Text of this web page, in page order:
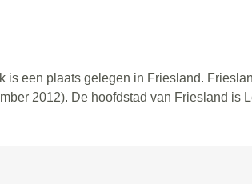
is een plaats gelegen in Friesland.
2012). De hoofdstad van Friesland is